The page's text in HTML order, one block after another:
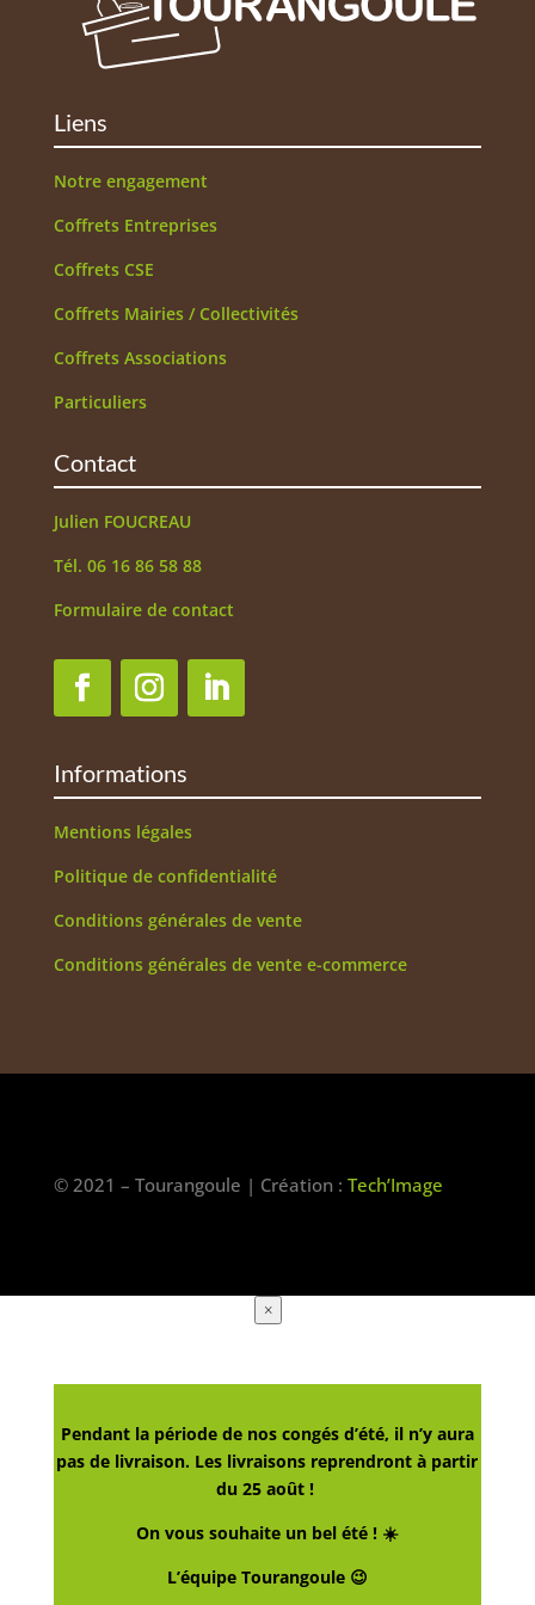
Liens
Notre engagement
Coffrets Entreprises
Coffrets CSE
Coffrets Mairies / Collectivités
Coffrets Associations
Particuliers
Contact
Julien FOUCREAU
Tél. 06 16 86 58 88
Formulaire de contact
Informations
Mentions légales
Politique de confidentialité
Conditions générales de vente
Conditions générales de vente e-commerce
© 2021 – Tourangoule | Création : Tech’Image
×
Pendant la période de nos congés d’été, il n’y aura
pas de livraison. Les livraisons reprendront à partir
du 25 août !
On vous souhaite un bel été ! ☀️
L’équipe Tourangoule 😉